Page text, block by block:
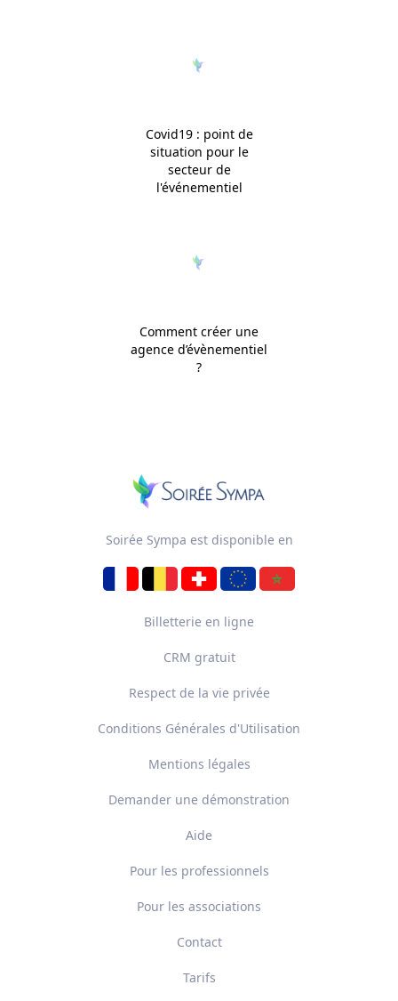
Covid19 : point de
situation pour le
secteur de
l'événementiel
Comment créer une
agence d’évènementiel
?
Soirée Sympa est disponible en
Billetterie en ligne
CRM gratuit
Respect de la vie privée
Conditions Générales d'Utilisation
Mentions légales
Demander une démonstration
Aide
Pour les professionnels
Pour les associations
Contact
Tarifs